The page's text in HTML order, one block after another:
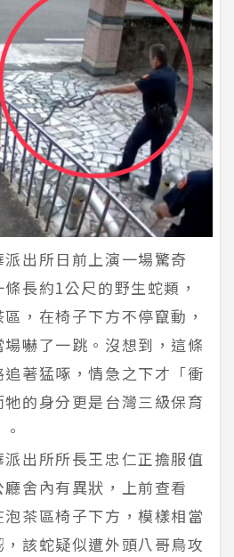
出所日前上演一場驚奇
條長約1公尺的野生蛇類，
，在椅子下方不停竄動，
嚇了一跳。沒想到，這條
著猛啄，情急之下才「衝
的身分更是台灣三級保育
出所所長王忠仁正擔服值
舍內有異狀，上前查看
茶區椅子下方，模樣相當
該蛇疑似遭外頭八哥鳥攻